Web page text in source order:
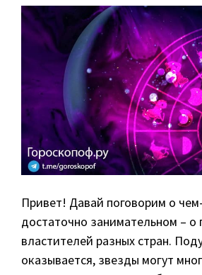
Привет! Давай поговорим о
достаточно занимательном – о
властителей разных стран.
оказывается, звезды могут